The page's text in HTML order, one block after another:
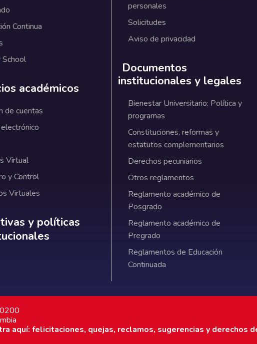
Continua
académicos
de cuentas
Virtual
y Control
Virtuales
y políticas institucionales
y políticas
personales
Solicitudes
Aviso de privacidad
Documentos
institucionales y legales
Bienestar Universitario: Política y
programas
Constituciones, reformas y
estatutos complementarios
Derechos pecuniarios
Otros reglamentos
Reglamento académico de
Posgrado
Reglamento académico de
Pregrado
Reglamentos de Educación
Continuada
aquí: felicitaciones, quejas, reclamos, sugerencias y derechos